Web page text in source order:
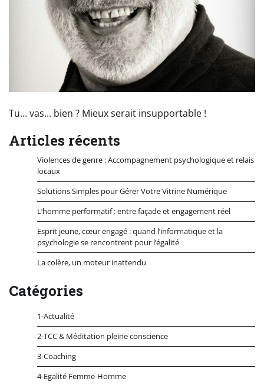
Tu... vas... bien ? Mieux serait insupportable !
Articles récents
Violences de genre : Accompagnement psychologique et relais
locaux
Solutions Simples pour Gérer Votre Vitrine Numérique
L’homme performatif : entre façade et engagement réel
Esprit jeune, cœur engagé : quand l’informatique et la
psychologie se rencontrent pour l’égalité
La colère, un moteur inattendu
Catégories
1-Actualité
2-TCC & Méditation pleine conscience
3-Coaching
4-Egalité Femme-Homme